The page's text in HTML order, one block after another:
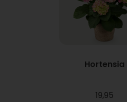
Hortensia
19,95